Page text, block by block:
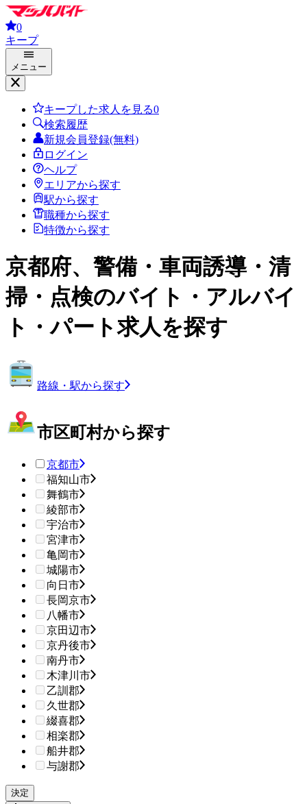
0
キープ
メニュー
キープした求人を見る0
検索履歴
新規会員登録(無料)
ログイン
ヘルプ
エリアから探す
駅から探す
職種から探す
特徴から探す
京都府、警備・車両誘導・清
掃・点検のバイト・アルバイ
ト・パート求人を探す
路線・駅から探す
市区町村から探す
京都市
福知山市
舞鶴市
綾部市
宇治市
宮津市
亀岡市
城陽市
向日市
長岡京市
八幡市
京田辺市
京丹後市
南丹市
木津川市
乙訓郡
久世郡
綴喜郡
相楽郡
船井郡
与謝郡